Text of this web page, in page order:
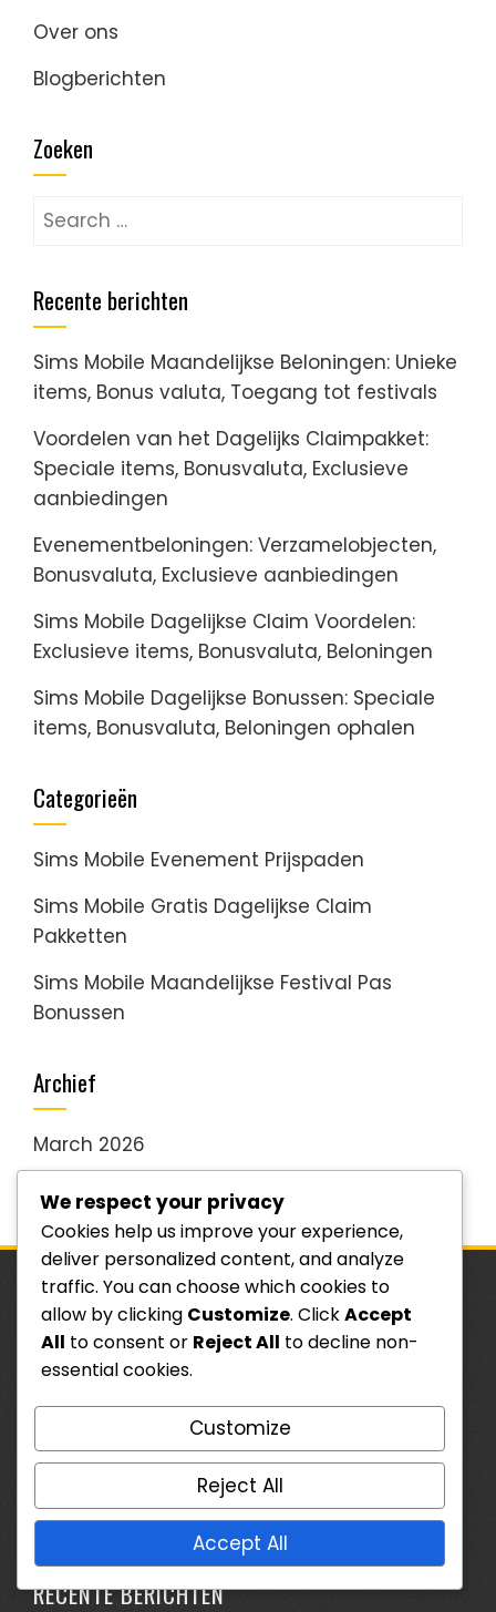
Over ons
Blogberichten
Zoeken
Search
Recente berichten
Sims Mobile Maandelijkse Beloningen: Unieke
items, Bonus valuta, Toegang tot festivals
Voordelen van het Dagelijks Claimpakket:
Speciale items, Bonusvaluta, Exclusieve
aanbiedingen
Evenementbeloningen: Verzamelobjecten,
Bonusvaluta, Exclusieve aanbiedingen
Sims Mobile Dagelijkse Claim Voordelen:
Exclusieve items, Bonusvaluta, Beloningen
Sims Mobile Dagelijkse Bonussen: Speciale
items, Bonusvaluta, Beloningen ophalen
Categorieën
Sims Mobile Evenement Prijspaden
Sims Mobile Gratis Dagelijkse Claim
Pakketten
Sims Mobile Maandelijkse Festival Pas
Bonussen
Archief
March 2026
February 2026
JURIDISCH
Contact
Over ons
Jouw privacy
Cookievoorkeuren
Servicevoorwaarden
RECENTE BERICHTEN
We respect your privacy
Cookies help us improve your experience,
deliver personalized content, and analyze
traffic. You can choose which cookies to
allow by clicking Customize. ClickAccept
All to consent or Reject All to decline non-
essential cookies.
Customize
Reject All
Accept All